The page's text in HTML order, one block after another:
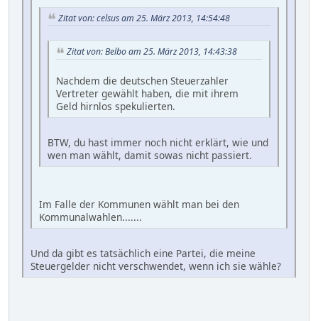
Zitat von: celsus am 25. März 2013, 14:54:48
Zitat von: Belbo am 25. März 2013, 14:43:38
Nachdem die deutschen Steuerzahler
Vertreter gewählt haben, die mit ihrem
Geld hirnlos spekulierten.
BTW, du hast immer noch nicht erklärt, wie und
wen man wählt, damit sowas nicht passiert.
Im Falle der Kommunen wählt man bei den
Kommunalwahlen.......
Und da gibt es tatsächlich eine Partei, die meine
Steuergelder nicht verschwendet, wenn ich sie wähle?